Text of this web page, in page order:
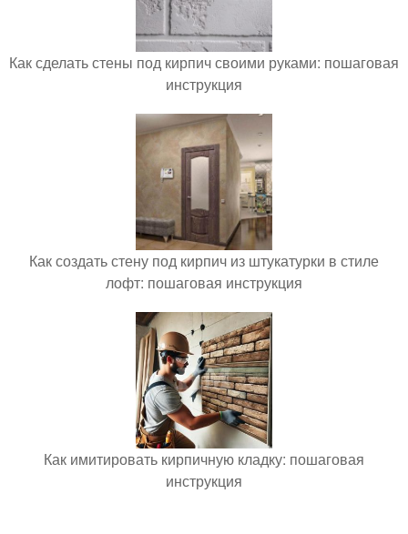
Как сделать стены под кирпич своими руками: пошаговая
инструкция
Как создать стену под кирпич из штукатурки в стиле
лофт: пошаговая инструкция
Как имитировать кирпичную кладку: пошаговая
инструкция